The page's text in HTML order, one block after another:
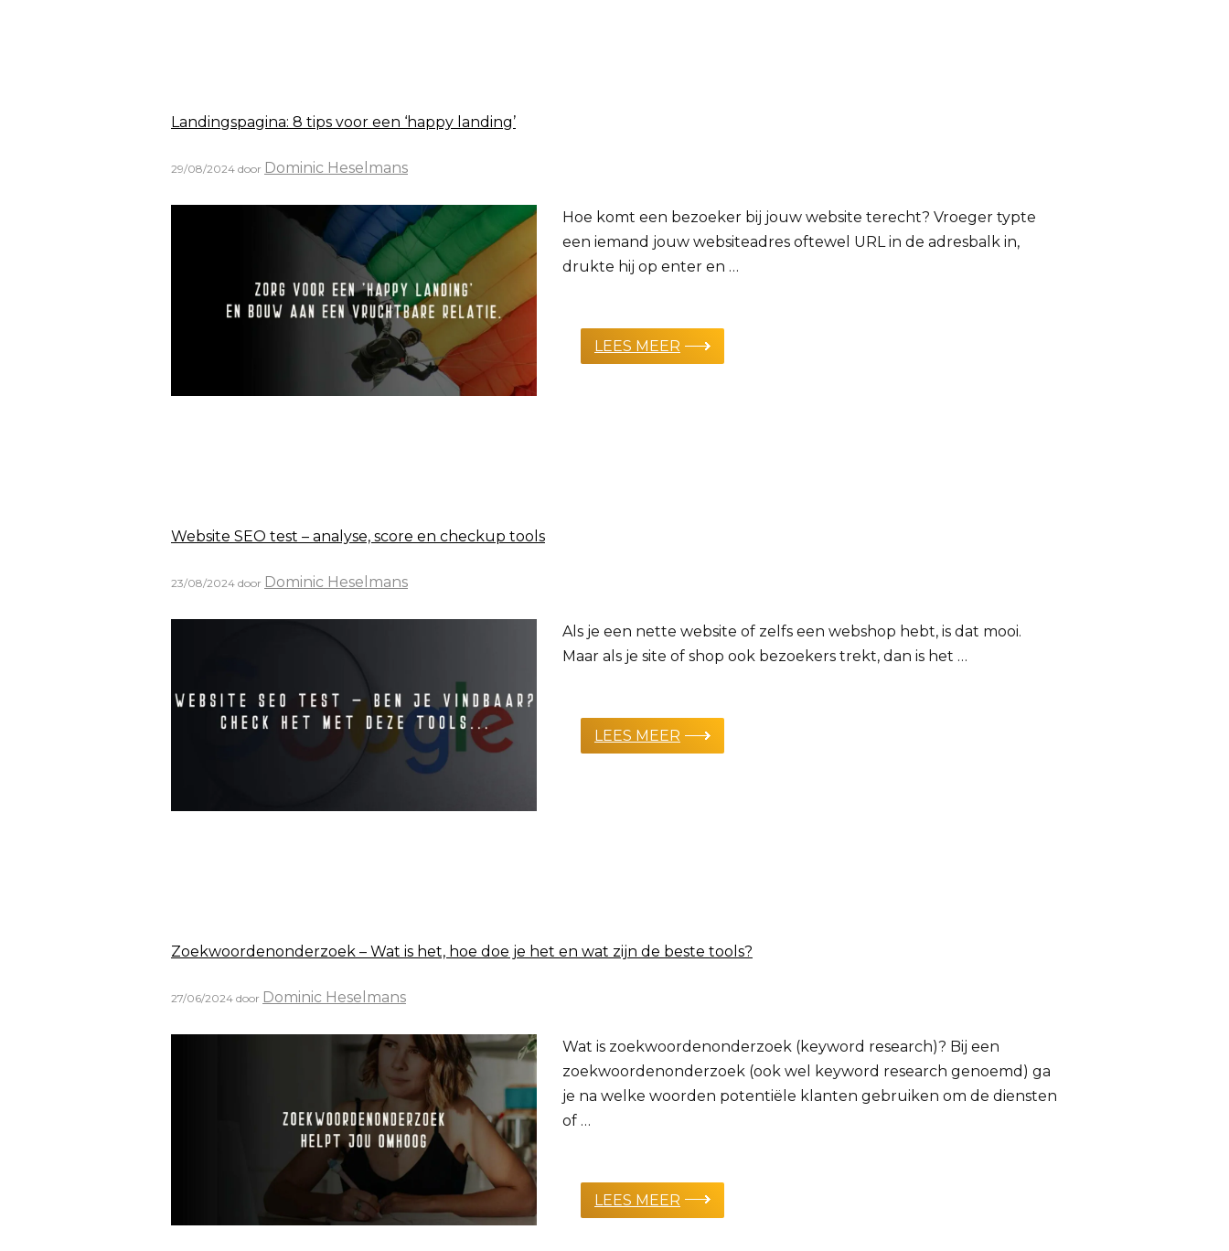
Landingspagina: 8 tips voor een ‘happy landing’
29/08/2024 door Dominic Heselmans
Hoe komt een bezoeker bij jouw website terecht? Vroeger typte
een iemand jouw websiteadres oftewel URL in de adresbalk in,
drukte hij op enter en …
LEES MEER
Website SEO test – analyse, score en checkup tools
23/08/2024 door Dominic Heselmans
Als je een nette website of zelfs een webshop hebt, is dat mooi.
Maar als je site of shop ook bezoekers trekt, dan is het …
LEES MEER
Zoekwoordenonderzoek – Wat is het, hoe doe je het en wat zijn de beste tools?
27/06/2024 door Dominic Heselmans
Wat is zoekwoordenonderzoek (keyword research)? Bij een
zoekwoordenonderzoek (ook wel keyword research genoemd) ga
je na welke woorden potentiële klanten gebruiken om de diensten
of …
LEES MEER